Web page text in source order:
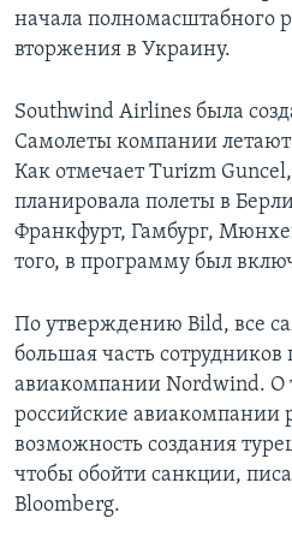
начала полномасштабного
вторжения в Украину.
Southwind Airlines была
Самолеты компании летают
Как отмечает Turizm
планировала полеты в
Франкфурт, Гамбург,
того, в программу был
По утверждению Bild, все
большая часть
авиакомпании Nordwind. О
российские авиакомпании
возможность создания
чтобы обойти санкции,
Bloomberg.